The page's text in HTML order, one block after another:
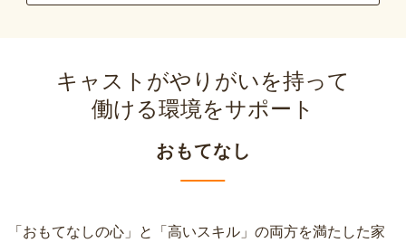
キャストがやりがいを持って
働ける環境をサポート
おもてなし
「おもてなしの心」と「高いスキル」の両方を満たした家